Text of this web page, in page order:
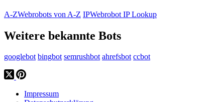
A-ZWebrobots von A-Z IPWebrobot IP Lookup
Weitere bekannte Bots
googlebot bingbot semrushbot ahrefsbot ccbot
Impressum